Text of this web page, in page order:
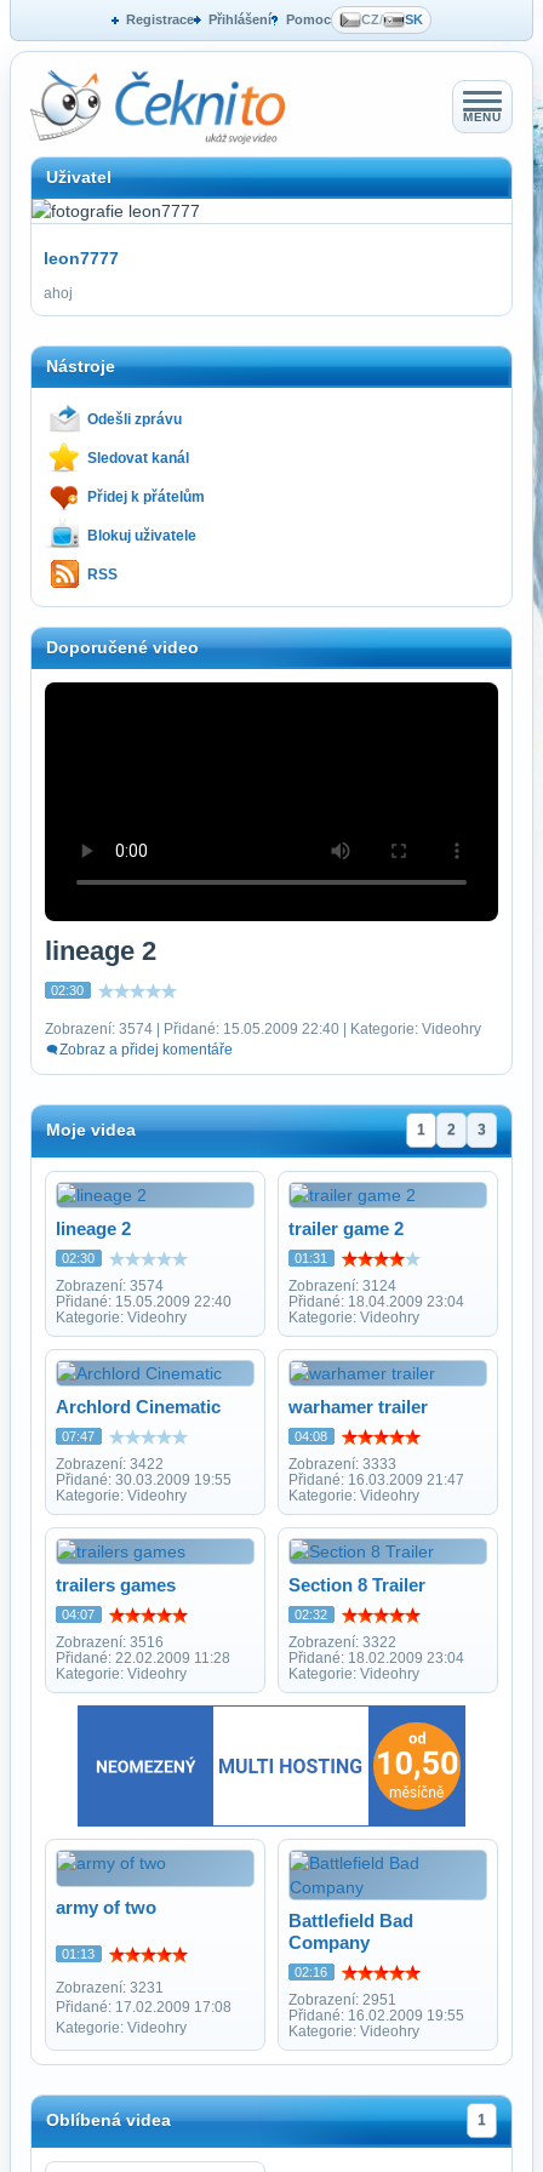
Registrace Přihlášení Pomoc CZ/ SK
MENU
Uživatel
leon7777
ahoj
Nástroje
Odešli zprávu
Sledovat kanál
Přidej k přátelům
Blokuj uživatele
RSS
Doporučené video
lineage 2
02:30
Zobrazení: 3574 | Přidané: 15.05.2009 22:40 | Kategorie: Videohry
Zobraz a přidej komentáře
Moje videa 1 2 3
lineage 2
02:30
Zobrazení: 3574
Přidané: 15.05.2009 22:40
Kategorie: Videohry
trailer game 2
01:31
Zobrazení: 3124
Přidané: 18.04.2009 23:04
Kategorie: Videohry
Archlord Cinematic
07:47
Zobrazení: 3422
Přidané: 30.03.2009 19:55
Kategorie: Videohry
warhamer trailer
04:08
Zobrazení: 3333
Přidané: 16.03.2009 21:47
Kategorie: Videohry
trailers games
04:07
Zobrazení: 3516
Přidané: 22.02.2009 11:28
Kategorie: Videohry
Section 8 Trailer
02:32
Zobrazení: 3322
Přidané: 18.02.2009 23:04
Kategorie: Videohry
army of two
01:13
Zobrazení: 3231
Přidané: 17.02.2009 17:08
Kategorie: Videohry
Battlefield Bad
Company
02:16
Zobrazení: 2951
Přidané: 16.02.2009 19:55
Kategorie: Videohry
Oblíbená videa 1